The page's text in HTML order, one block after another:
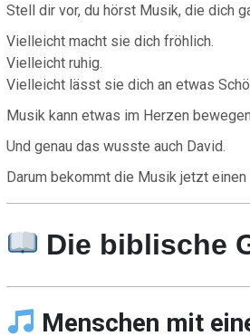
Stell dir vor, du hörst Musik, die dich
Vielleicht macht sie dich fröhlich.
Vielleicht ruhig.
Vielleicht lässt sie dich an etwas
Musik kann etwas im Herzen
Und genau das wusste auch David.
Darum bekommt die Musik jetzt
Die biblische
Menschen mit